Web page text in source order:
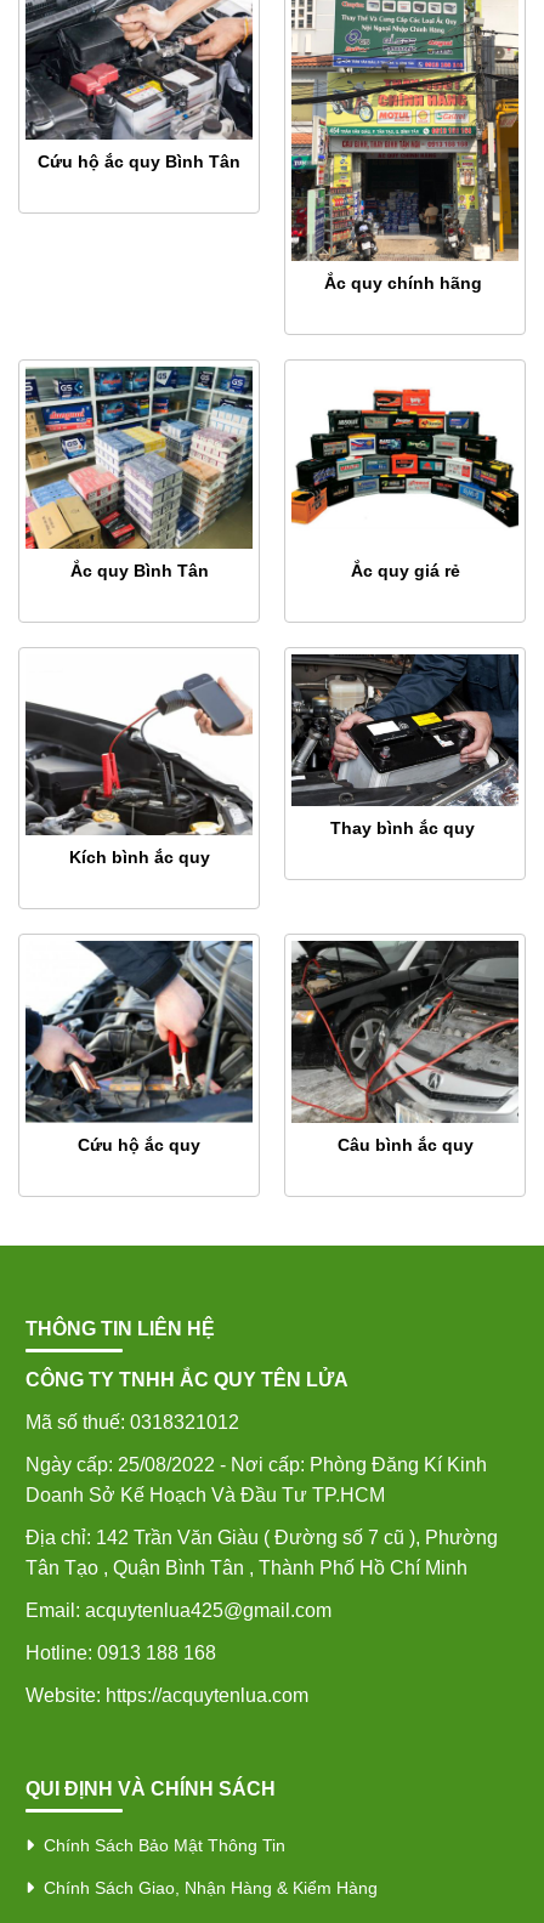
Cứu hộ ắc quy Bình Tân
Ắc quy chính hãng
Ắc quy Bình Tân Ắc quy giá rẻ
Kích bình ắc quy
Thay bình ắc quy
Cứu hộ ắc quy Câu bình ắc quy
THÔNG TIN LIÊN HỆ
CÔNG TY TNHH ẮC QUY TÊN LỬA
Mã số thuế: 0318321012
Ngày cấp: 25/08/2022 - Nơi cấp: Phòng Đăng Kí Kinh
Doanh Sở Kế Hoạch Và Đầu Tư TP.HCM
Địa chỉ: 142 Trần Văn Giàu ( Đường số 7 cũ ), Phường
Tân Tạo , Quận Bình Tân , Thành Phố Hồ Chí Minh
Email: acquytenlua425@gmail.com
Hotline: 0913 188 168
Website: https://acquytenlua.com
QUI ĐỊNH VÀ CHÍNH SÁCH
Chính Sách Bảo Mật Thông Tin
Chính Sách Giao, Nhận Hàng & Kiểm Hàng